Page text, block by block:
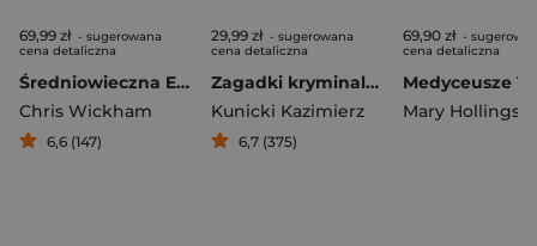
69,99 zł - sugerowana
cena detaliczna
Średniowieczna Europa
Chris Wickham
6,6 (147)
29,99 zł - sugerowana
cena detaliczna
Zagadki kryminalne PRL
Kunicki Kazimierz
6,7 (375)
69,90 zł -
cena detaliczna
Mary